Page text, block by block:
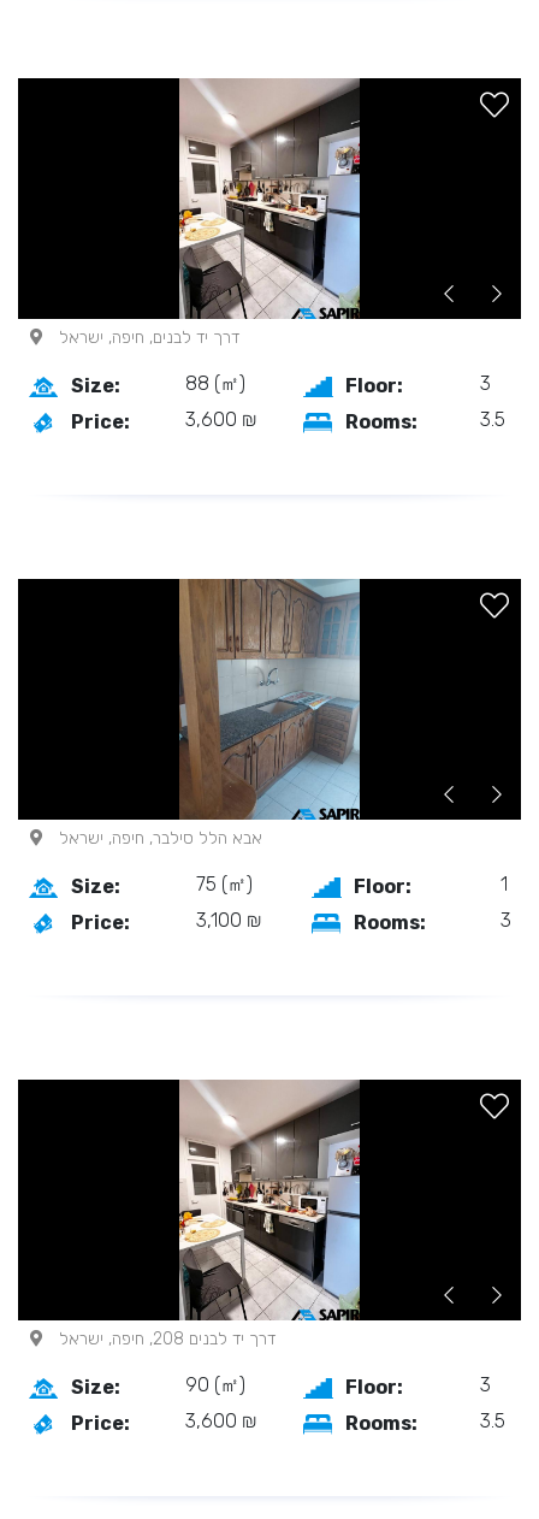
דרך יד לבנים, חיפה, ישראל
Size: 88 (㎡) Floor:
3
Price:
3,600 ₪ Rooms: 3.5
אבא הלל סילבר, חיפה, ישראל
Size: 75 (㎡) Floor:
1
Price:
3,100 ₪ Rooms: 3
דרך יד לבנים 208, חיפה, ישראל
Size: 90 (㎡) Floor:
3
Price:
3,600 ₪ Rooms: 3.5